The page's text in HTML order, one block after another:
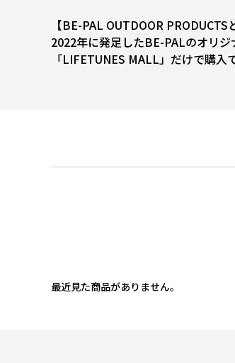
【BE-PAL OUTDOOR PRODUCTS
2022年に発足したBE-PALのオリ
「LIFETUNES MALL」だけで購入
最近見た商品がありません。